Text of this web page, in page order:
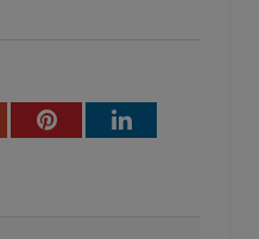
PinterestLinkedIn